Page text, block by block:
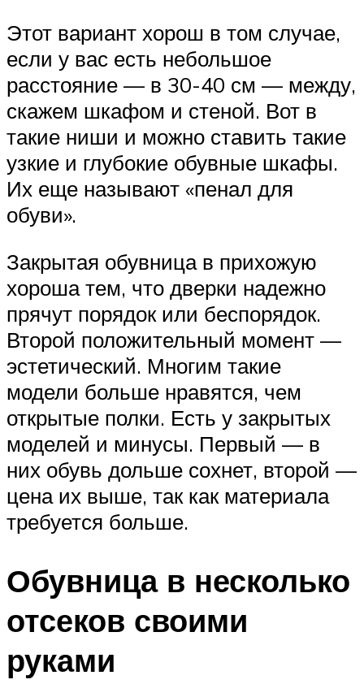
Этот вариант хорош в том случае,
если у вас есть небольшое
расстояние — в 30-40 см — между,
скажем шкафом и стеной. Вот в
такие ниши и можно ставить такие
узкие и глубокие обувные шкафы.
Их еще называют «пенал для
обуви».
Закрытая обувница в прихожую
хороша тем, что дверки надежно
прячут порядок или беспорядок.
Второй положительный момент —
эстетический. Многим такие
модели больше нравятся, чем
открытые полки. Есть у закрытых
моделей и минусы. Первый — в
них обувь дольше сохнет, второй —
цена их выше, так как материала
требуется больше.
Обувница в несколько
отсеков своими
руками